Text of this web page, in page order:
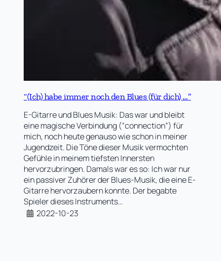
“(Ich) habe immer noch den Blues (für dich) …”
E-Gitarre und Blues Musik: Das war und bleibt
eine magische Verbindung (“connection”) für
mich, noch heute genauso wie schon in meiner
Jugendzeit. Die Töne dieser Musik vermochten
Gefühle in meinem tiefsten Innersten
hervorzubringen. Damals war es so: Ich war nur
ein passiver Zuhörer der Blues-Musik, die eine E-
Gitarre hervorzaubern konnte. Der begabte
Spieler dieses Instruments…
2022-10-23